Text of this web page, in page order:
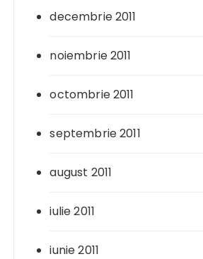
decembrie 2011
noiembrie 2011
octombrie 2011
septembrie 2011
august 2011
iulie 2011
iunie 2011